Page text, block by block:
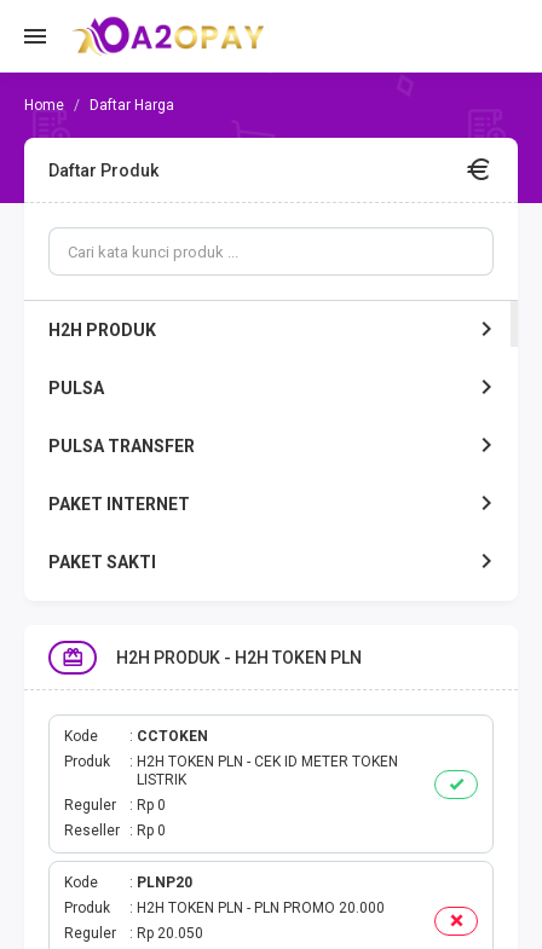
Daftar Harga
Daftar Produk
H2H PRODUK
PULSA
PULSA TRANSFER
PAKET INTERNET
PAKET SAKTI
EMONEY
PAKET SAKTI ALL OPT
TELEPON & SMS
PAKET SMS
AKTIVASI PAKET
H2H PRODUK - H2H TOKEN PLN
Kode
CCTOKEN
Produk
H2H TOKEN PLN - CEK ID METER TOKEN
LISTRIK
Reguler
Rp 0
Reseller
Rp 0
Kode
PLNP20
Produk
H2H TOKEN PLN - PLN PROMO 20.000
Reguler
Rp 20.050